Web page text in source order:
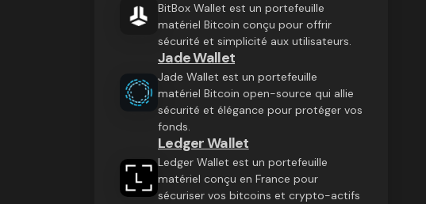
BitBox Wallet est un portefeuille
matériel Bitcoin conçu pour offrir
sécurité et simplicité aux utilisateurs.
Jade Wallet
Jade Wallet est un portefeuille
matériel Bitcoin open-source qui allie
sécurité et élégance pour protéger vos
fonds.
Ledger Wallet
Ledger Wallet est un portefeuille
matériel conçu en France pour
sécuriser vos bitcoins et crypto-actifs